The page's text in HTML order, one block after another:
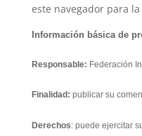
este navegador para
Información básica de
Responsable: Federación
Finalidad: publicar su
Derechos: puede ejercitar